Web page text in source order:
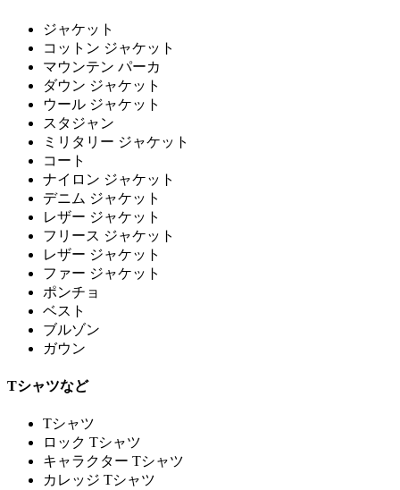
ジャケット
コットン ジャケット
マウンテン パーカ
ダウン ジャケット
ウール ジャケット
スタジャン
ミリタリー ジャケット
コート
ナイロン ジャケット
デニム ジャケット
レザー ジャケット
フリース ジャケット
レザー ジャケット
ファー ジャケット
ポンチョ
ベスト
ブルゾン
ガウン
Tシャツなど
Tシャツ
ロック Tシャツ
キャラクター Tシャツ
カレッジ Tシャツ